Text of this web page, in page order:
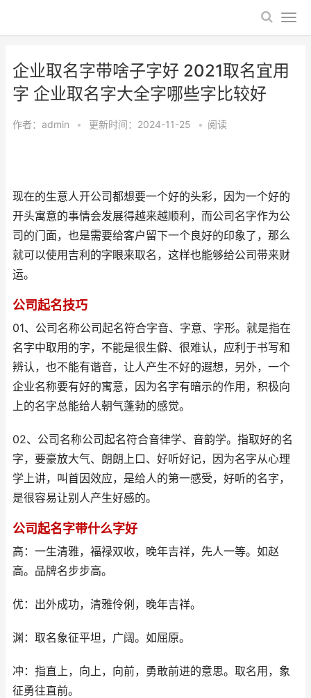
企业取名字带啥子字好 2021取名宜用
字 企业取名字大全字哪些字比较好
作者： admin • 更新时间：2024-11-25 • 阅读
现在的生意人开公司都想要一个好的头彩，因为一个好的
开头寓意的事情会发展得越来越顺利，而公司名字作为公
司的门面，也是需要给客户留下一个良好的印象了，那么
就可以使用吉利的字眼来取名，这样也能够给公司带来财
运。
公司起名技巧
01、公司名称公司起名符合字音、字意、字形。就是指在
名字中取用的字，不能是很生僻、很难认，应利于书写和
辨认，也不能有谐音，让人产生不好的遐想，另外，一个
企业名称要有好的寓意，因为名字有暗示的作用，积极向
上的名字总能给人朝气蓬勃的感觉。
02、公司名称公司起名符合音律学、音韵学。指取好的名
字，要豪放大气、朗朗上口、好听好记，因为名字从心理
学上讲，叫首因效应，是给人的第一感受，好听的名字，
是很容易让别人产生好感的。
公司起名字带什么字好
高：一生清雅，福禄双收，晚年吉祥，先人一等。如赵
高。品牌名步步高。
优：出外成功，清雅伶俐，晚年吉祥。
渊：取名象征平坦，广阔。如屈原。
冲：指直上，向上，向前，勇敢前进的意思。取名用，象
征勇往直前。